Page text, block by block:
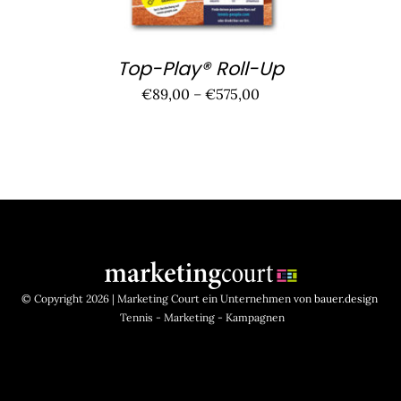
KÖNNEN
AUF
PRODUKTSEITE
GEWÄHLT
WERDEN
Top-Play® Roll-Up
€89,00 – €575,00
© Copyright 2026 | Marketing Court ein Unternehmen von bauer.design
Tennis - Marketing - Kampagnen